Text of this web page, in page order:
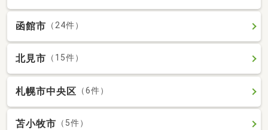
函館市 （24件）
北見市 （15件）
札幌市中央区 （6件）
苫小牧市 （5件）